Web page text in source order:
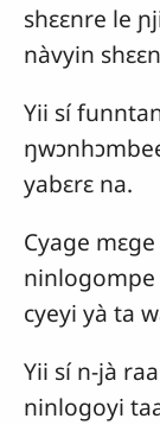
shɛɛnre le
nàvyin
Yii sí
yabɛrɛ na.
Cyage
ninlogompe
cyeyi yà ta
Yii sí n-jà
ninlogoyi taa